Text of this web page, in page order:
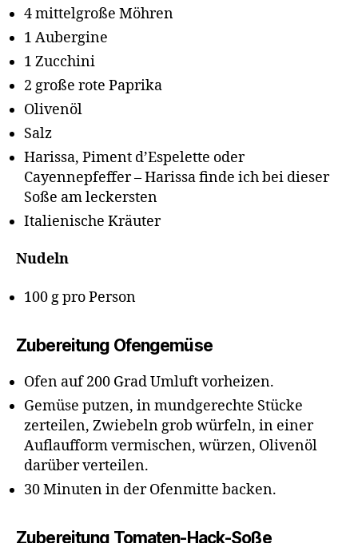
4 mittelgroße Möhren
1 Aubergine
1 Zucchini
2 große rote Paprika
Olivenöl
Salz
Harissa, Piment d’Espelette oder
Cayennepfeffer – Harissa finde ich bei dieser
Soße am leckersten
Italienische Kräuter
Nudeln
100 g pro Person
Zubereitung Ofengemüse
Ofen auf 200 Grad Umluft vorheizen.
Gemüse putzen, in mundgerechte Stücke
zerteilen, Zwiebeln grob würfeln, in einer
Auflaufform vermischen, würzen, Olivenöl
darüber verteilen.
30 Minuten in der Ofenmitte backen.
Zubereitung Tomaten-Hack-Soße